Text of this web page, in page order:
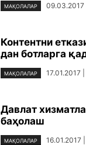
МАҚОЛАЛАР 09.03.2017
Контентни
дан ботларга
МАҚОЛАЛАР 17.01.2017
Давлат
баҳолаш
МАҚОЛАЛАР 16.01.2017